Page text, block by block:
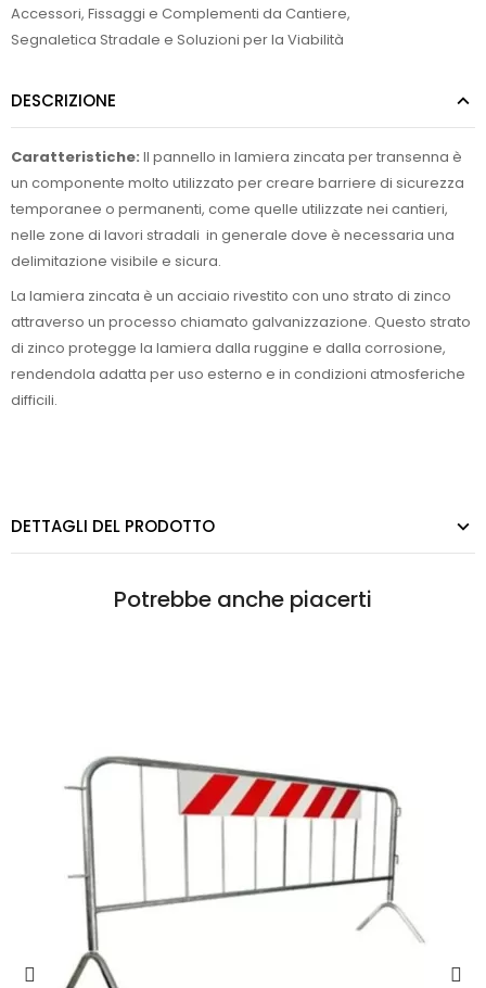
Accessori, Fissaggi e Complementi da Cantiere,
Segnaletica Stradale e Soluzioni per la Viabilità
DESCRIZIONE
Caratteristiche: Il pannello in lamiera zincata per transenna è
un componente molto utilizzato per creare barriere di sicurezza
temporanee o permanenti, come quelle utilizzate nei cantieri,
nelle zone di lavori stradali in generale dove è necessaria una
delimitazione visibile e sicura.
La lamiera zincata è un acciaio rivestito con uno strato di zinco
attraverso un processo chiamato galvanizzazione. Questo strato
di zinco protegge la lamiera dalla ruggine e dalla corrosione,
rendendola adatta per uso esterno e in condizioni atmosferiche
difficili.
DETTAGLI DEL PRODOTTO
Potrebbe anche piacerti